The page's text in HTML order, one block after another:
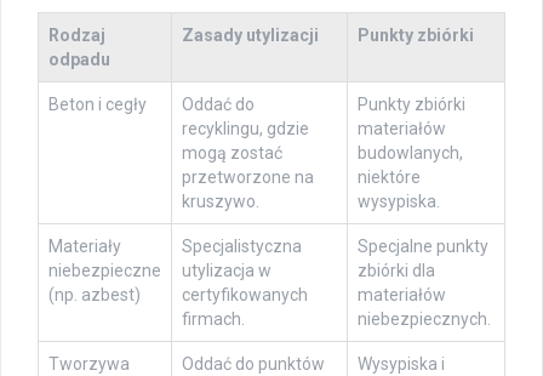
Rodzaj
odpadu
Zasady utylizacji Punkty zbiórki
Beton i cegły
Oddać do
recyklingu, gdzie
mogą zostać
przetworzone na
kruszywo.
Punkty zbiórki
materiałów
budowlanych,
niektóre
wysypiska.
Materiały
niebezpieczne
(np. azbest)
Specjalistyczna
utylizacja w
certyfikowanych
firmach.
Specjalne punkty
zbiórki dla
materiałów
niebezpiecznych.
Tworzywa
Oddać do punktów
Wysypiska i